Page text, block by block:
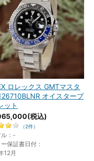
ロレックス GMTマスタ
オイスターブ
ット
(税込)
（2件）
ル：-
保証書日付：
12月